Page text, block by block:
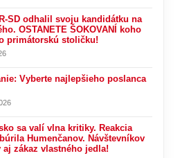
SD odhalil svoju kandidátku na
OSTANETE ŠOKOVANÍ koho
primátorskú stoličku!
Vyberte najlepšieho poslanca
sa valí vlna kritiky. Reakcia
Humenčanov. Návštevníkov
zákaz vlastného jedla!